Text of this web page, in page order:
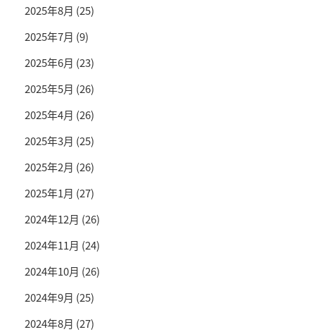
2025年8月 (25)
2025年7月 (9)
2025年6月 (23)
2025年5月 (26)
2025年4月 (26)
2025年3月 (25)
2025年2月 (26)
2025年1月 (27)
2024年12月 (26)
2024年11月 (24)
2024年10月 (26)
2024年9月 (25)
2024年8月 (27)